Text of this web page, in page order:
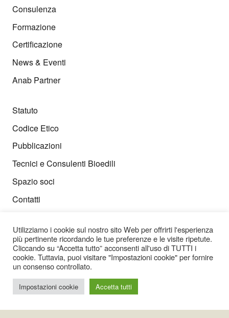
Consulenza
Formazione
Certificazione
News & Eventi
Anab Partner
Statuto
Codice Etico
Pubblicazioni
Tecnici e Consulenti Bioedili
Spazio soci
Contatti
t:+39 06 45443484
e:info@anab.it
PEC:anab@pec.anab.it
Utilizziamo i cookie sul nostro sito Web per offrirti l'esperienza
più pertinente ricordando le tue preferenze e le visite ripetute.
Cliccando su “Accetta tutto” acconsenti all'uso di TUTTI i
cookie. Tuttavia, puoi visitare "Impostazioni cookie" per fornire
un consenso controllato.
Impostazioni cookie Accetta tutti